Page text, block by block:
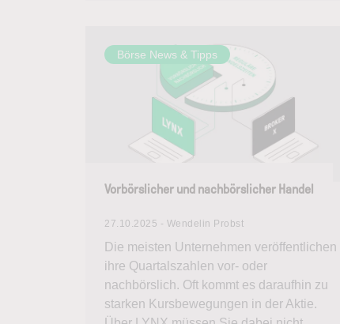
Börse News & Tipps
Vorbörslicher und nachbörslicher Handel
27.10.2025 - Wendelin Probst
Die meisten Unternehmen veröffentlichen
ihre Quartalszahlen vor- oder
nachbörslich. Oft kommt es daraufhin zu
starken Kursbewegungen in der Aktie.